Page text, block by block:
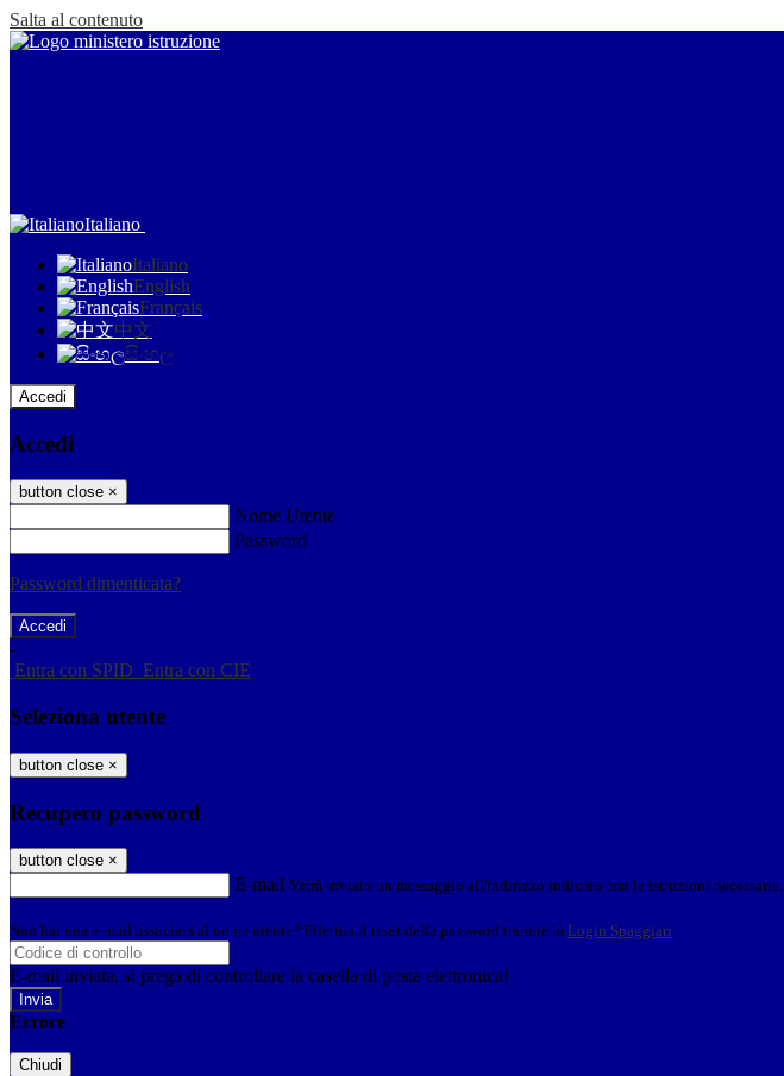
Salta al contenuto
Italiano
Italiano
English
Français
中文
සිංහල
Accedi
Accedi
button close ×
Nome Utente
Password
Password dimenticata?
-
Entra con SPID Entra con CIE
Seleziona utente
button close ×
Recupero password
button close ×
E-mail Verrà inviato un messaggio all'indirizzo indicato con le istruzioni necessarie.
Non hai una e-mail associata al nome utente? Effettua il reset della password tramite la Login Spaggiari
E-mail inviata, si prega di controllare la casella di posta elettronica!
Errore
Chiudi